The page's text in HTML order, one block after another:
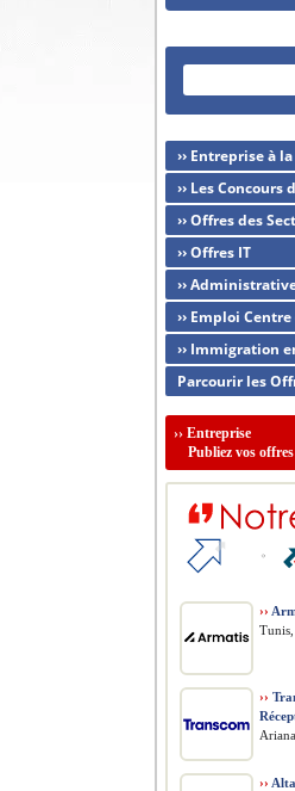
›› Entreprise à
›› Les
›› Offres des
›› Offres IT
››
›› Emploi
›› Immigration
Parcourir les
›› Entreprise
Publiez vos
››
››
››